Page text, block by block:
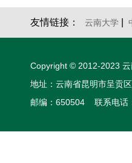
云南大学
友情链接：
Copyright © 2012-2023
地址：云南省昆明市呈贡
邮编：650504 联系电话